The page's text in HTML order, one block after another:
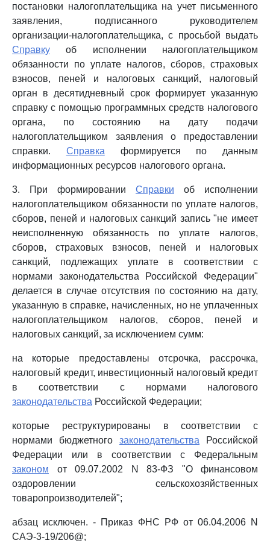
постановки налогоплательщика на учет письменного
заявления, подписанного руководителем
организации-налогоплательщика, с просьбой выдать
Справку об исполнении налогоплательщиком
обязанности по уплате налогов, сборов, страховых
взносов, пеней и налоговых санкций, налоговый
орган в десятидневный срок формирует указанную
справку с помощью программных средств налогового
органа, по состоянию на дату подачи
налогоплательщиком заявления о предоставлении
справки. Справка формируется по данным
информационных ресурсов налогового органа.
3. При формировании Справки об исполнении
налогоплательщиком обязанности по уплате налогов,
сборов, пеней и налоговых санкций запись "не имеет
неисполненную обязанность по уплате налогов,
сборов, страховых взносов, пеней и налоговых
санкций, подлежащих уплате в соответствии с
нормами законодательства Российской Федерации"
делается в случае отсутствия по состоянию на дату,
указанную в справке, начисленных, но не уплаченных
налогоплательщиком налогов, сборов, пеней и
налоговых санкций, за исключением сумм:
на которые предоставлены отсрочка, рассрочка,
налоговый кредит, инвестиционный налоговый кредит
в соответствии с нормами налогового
законодательства Российской Федерации;
которые реструктурированы в соответствии с
нормами бюджетного законодательства Российской
Федерации или в соответствии с Федеральным
законом от 09.07.2002 N 83-ФЗ "О финансовом
оздоровлении сельскохозяйственных
товаропроизводителей";
абзац исключен. - Приказ ФНС РФ от 06.04.2006 N
САЭ-3-19/206@;